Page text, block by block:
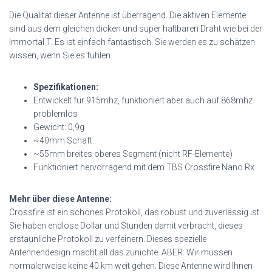
Die Qualität dieser Antenne ist überragend. Die aktiven Elemente
sind aus dem gleichen dicken und super haltbaren Draht wie bei der
Immortal T. Es ist einfach fantastisch. Sie werden es zu schätzen
wissen, wenn Sie es fühlen.
Spezifikationen:
Entwickelt für 915mhz, funktioniert aber auch auf 868mhz
problemlos
Gewicht: 0,9g
~40mm Schaft
~55mm breites oberes Segment (nicht RF-Elemente)
Funktioniert hervorragend mit dem TBS Crossfire Nano Rx
Mehr über diese Antenne:
Crossfire ist ein schönes Protokoll, das robust und zuverlässig ist.
Sie haben endlose Dollar und Stunden damit verbracht, dieses
erstaunliche Protokoll zu verfeinern. Dieses spezielle
Antennendesign macht all das zunichte. ABER: Wir müssen
normalerweise keine 40 km weit gehen. Diese Antenne wird Ihnen